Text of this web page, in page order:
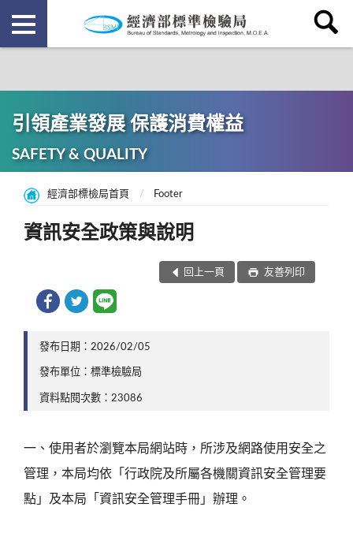
引領產業發展 保護消費權益
SAFETY & QUALITY
經濟部標檢局首頁 Footer
資訊安全政策與說明
回上一頁 友善列印
發布日期：2026/02/05
發布單位：標準檢驗局
資料點閱次數：23086
一、使用者於瀏覽本局網站時，所涉及網路使用安全之
管理，本局均依「行政院及所屬各機關資訊安全管理要
點」及本局「資訊安全管理手冊」辦理。